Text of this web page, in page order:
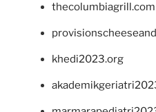
thecolumbiagrill.com
khedi2023.org